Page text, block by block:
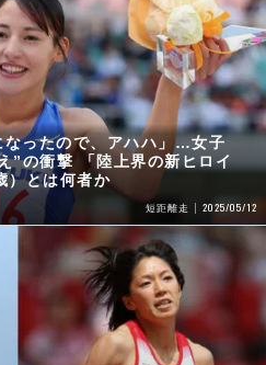
なったので、アハハ」…女子
”の衝撃 「陸上界の新ヒロイ
）とは何者か
短距離走 2025/05/12